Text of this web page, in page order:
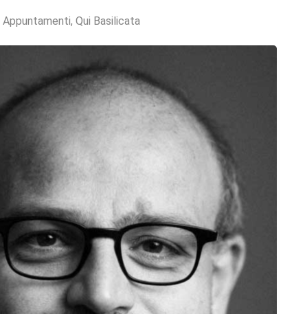
Appuntamenti, Qui Basilicata